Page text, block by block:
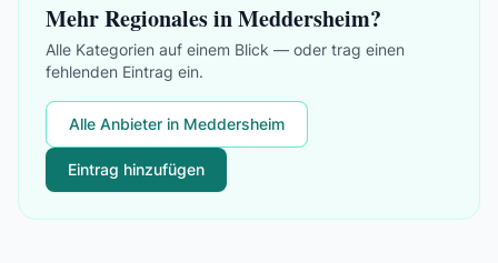
Mehr Regionales in Meddersheim?
Alle Kategorien auf einem Blick — oder trag einen
fehlenden Eintrag ein.
Alle Anbieter in Meddersheim
Eintrag hinzufügen